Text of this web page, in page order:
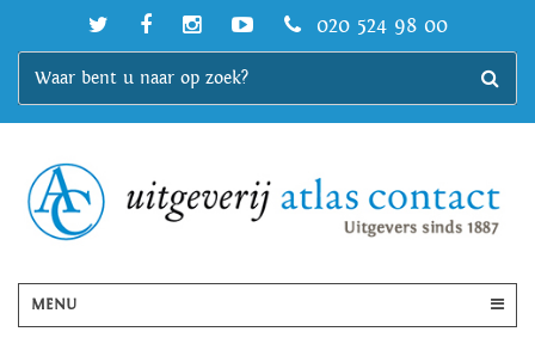
020 524 98 00
MENU